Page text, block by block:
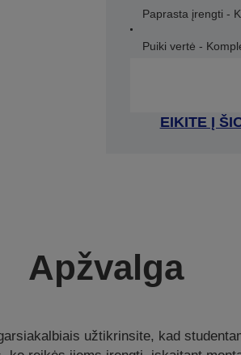
Paprasta įrengti -
Puiki vertė -
EIKITE Į
Apžvalga
užtikrinsite, kad